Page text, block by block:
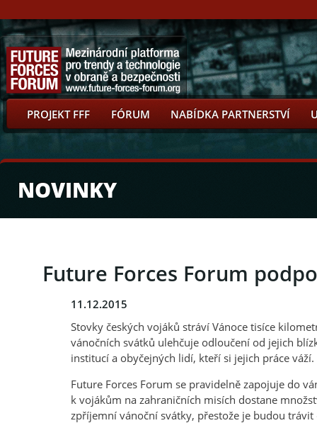
PROJEKT FFF FÓRUM NABÍDKA PARTNERSTVÍ
NOVINKY
Future Forces Forum
11.12.2015
Stovky českých vojáků stráví Vánoce tisíce
vánočních svátků ulehčuje odloučení od jejich
institucí a obyčejných lidí, kteří si jejich práce
Future Forces Forum se pravidelně zapojuje do
k vojákům na zahraničních misích dostane
zpříjemní vánoční svátky, přestože je budou